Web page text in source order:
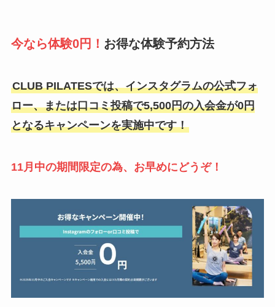
今なら体験0円！ お得な体験予約方法
CLUB PILATESでは、インスタグラムの公式フォ
ロー、または口コミ投稿で5,500円の入会金が0円
となるキャンペーンを実施中です！
11月中の期間限定の為、お早めにどうぞ！